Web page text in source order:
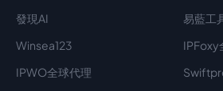
發現AI
易藍工
Winsea123
IPFoxy
IPWO全球代理